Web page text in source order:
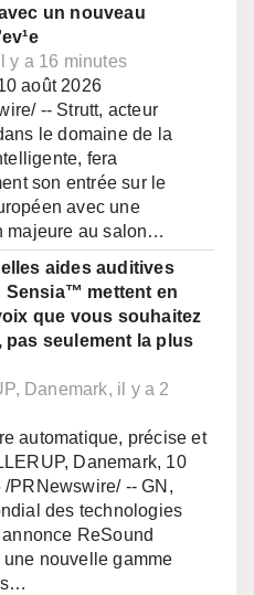
un nouveau
y a 16 minutes
août 2026
-- Strutt, acteur
le domaine de la
fera
son entrée sur le
avec une
majeure au salon…
aides auditives
Sensia™ mettent en
que vous souhaitez
pas seulement la plus
Danemark, il y a 2
automatique, précise et
Danemark, 10
/PRNewswire/ -- GN,
des technologies
ReSound
nouvelle gamme